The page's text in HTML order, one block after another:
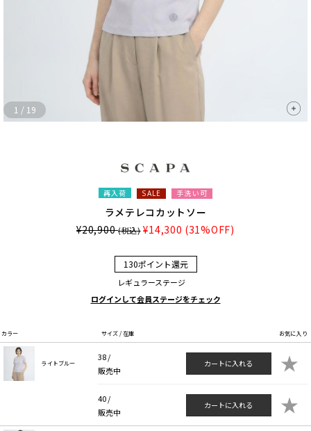
1 / 19
再入荷 SALE 手洗い可
ラメテレコカットソー
¥20,900(税込) ¥14,300 (31%OFF)
130ポイント還元
レギュラーステージ
ログインして会員ステージをチェック
カラー サイズ / 在庫 お気に入り
ライトブルー
38 /
販売中
カートに入れる ★
40 /
販売中
カートに入れる ★